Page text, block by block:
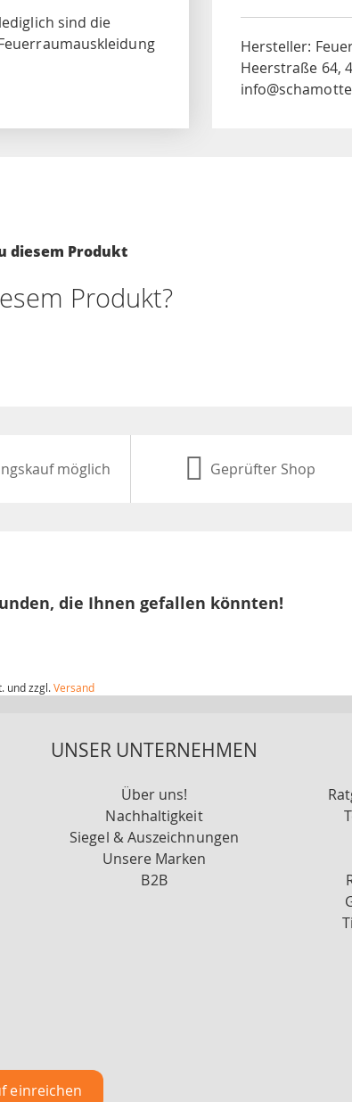
sind die
Hersteller:
Heerstraße 64,
diesem Produkt
Produkt?
möglich Geprüfter Shop
die Ihnen gefallen könnten!
und zzgl.Versand
UNSER UNTERNEHMEN
Über uns!
Nachhaltigkeit
Siegel & Auszeichnungen
Unsere Marken
B2B
einreichen